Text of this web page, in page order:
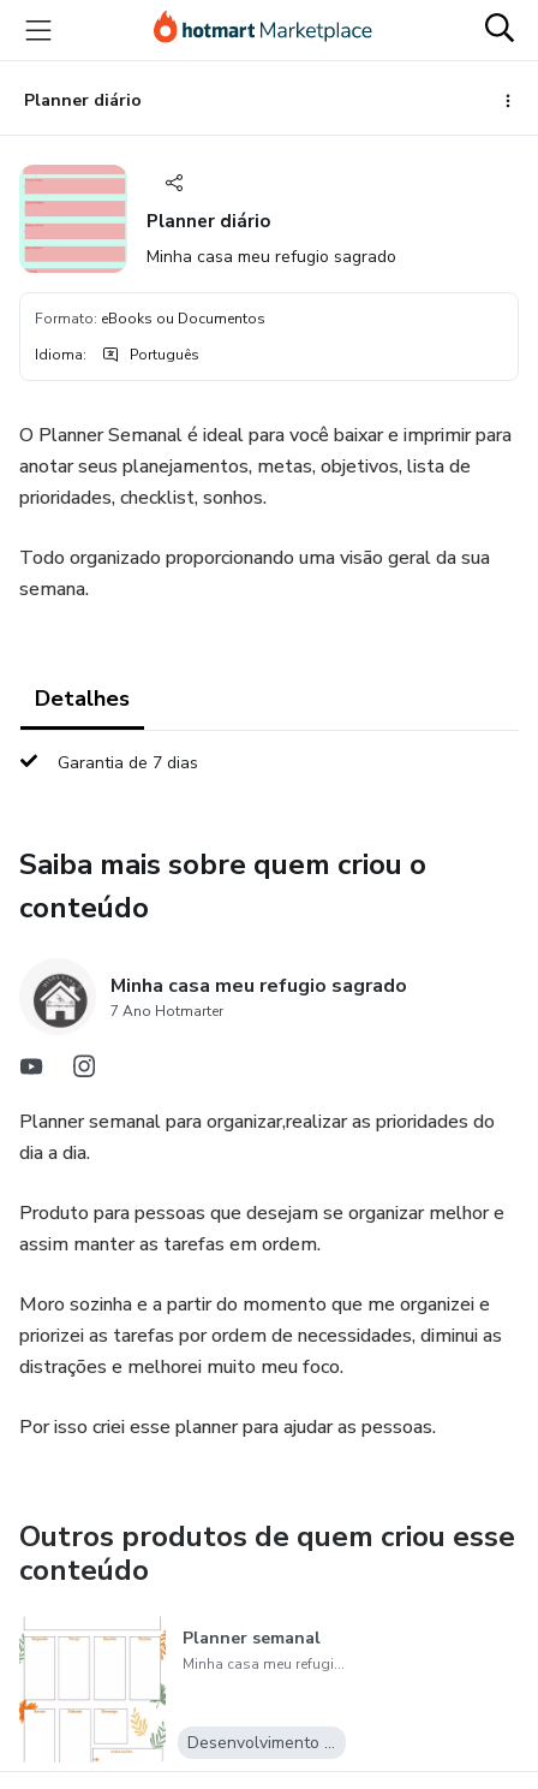
para
conteúdo
principal
para
pagamento
para
rodapé
Planner diário
Planner diário
Minha casa meu refugio sagrado
Formato: eBooks ou Documentos
Idioma: Português
O Planner Semanal é ideal para você baixar e imprimir para
anotar seus ​planejamentos, metas, objetivos, lista de
prioridades, checklist, sonhos.
Todo organizado proporcionando uma visão geral da sua
semana.
Detalhes
Garantia de 7 dias
Saiba mais sobre quem criou o
conteúdo
Minha casa meu refugio sagrado
7 Ano Hotmarter
Planner semanal para organizar,realizar as prioridades do
dia a dia.
Produto para pessoas que desejam se organizar melhor e
assim manter as tarefas em ordem.
Moro sozinha e a partir do momento que me organizei e
priorizei as tarefas por ordem de necessidades, diminui as
distrações e melhorei muito meu foco.
Por isso criei esse planner para ajudar as pessoas.
Outros produtos de quem criou esse
conteúdo
Planner semanal
Minha casa meu refugio sagrado
Desenvolvimento Pessoal